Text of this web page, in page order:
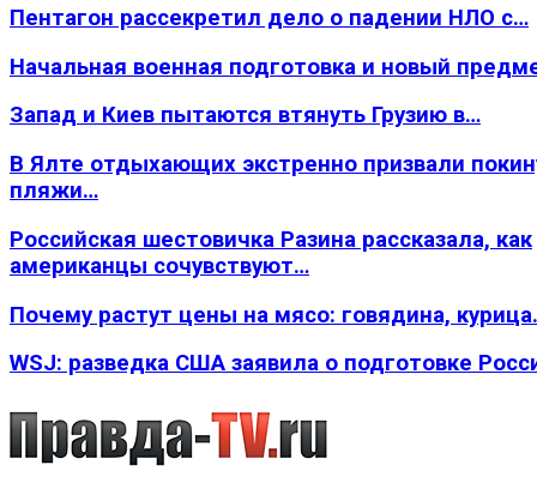
Пентагон рассекретил дело о падении НЛО с…
Начальная военная подготовка и новый
Запад и Киев пытаются втянуть Грузию в…
В Ялте отдыхающих экстренно призвали
пляжи…
Российская шестовичка Разина рассказала, как
американцы сочувствуют…
Почему растут цены на мясо: говядина,
WSJ: разведка США заявила о подготовке